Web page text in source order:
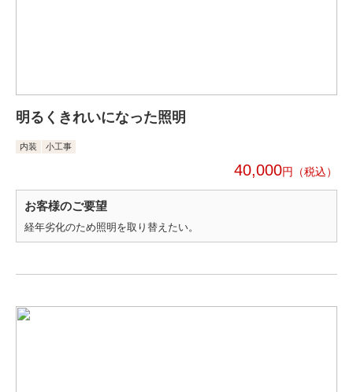
明るくきれいになった照明
内装 小工事
40,000円
お客様のご要望
経年劣化のため照明を取り替えたい。